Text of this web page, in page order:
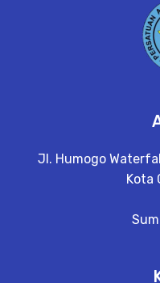
Jl. Humogo
Kota